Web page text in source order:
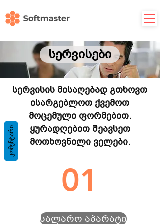
სერვისები
სერვისის მისაღებად გთხოვთ
ისარგებლოთ ქვემოთ
მოცემული ფორმებით.
ყურადღებით შეავსეთ
მოთხოვნილი ველები.
01
სალარო აპარატი
ᲙᲝᲛᲔᲜᲢᲐᲠᲘ